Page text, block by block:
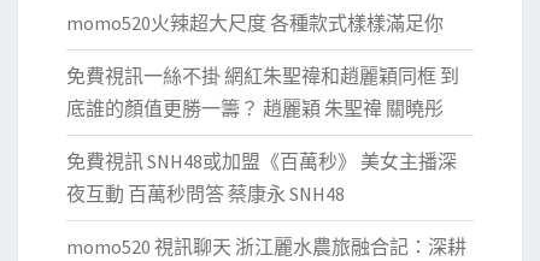
momo520火辣超大尺度 各種款式樣樣滿足你
免費視訊一絲不掛 網紅朱聖禕和趙麗穎同框 到
底誰的顏值更勝一籌？ 趙麗穎 朱聖禕 關曉彤
免費視訊 SNH48或加盟《百萬秒》 美女主播深
夜互動 百萬秒問答 蔡康永 SNH48
momo520 視訊聊天 浙江麗水農旅融合記：深耕